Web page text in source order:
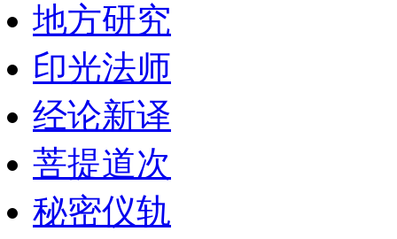
地方研究
印光法师
经论新译
菩提道次
秘密仪轨